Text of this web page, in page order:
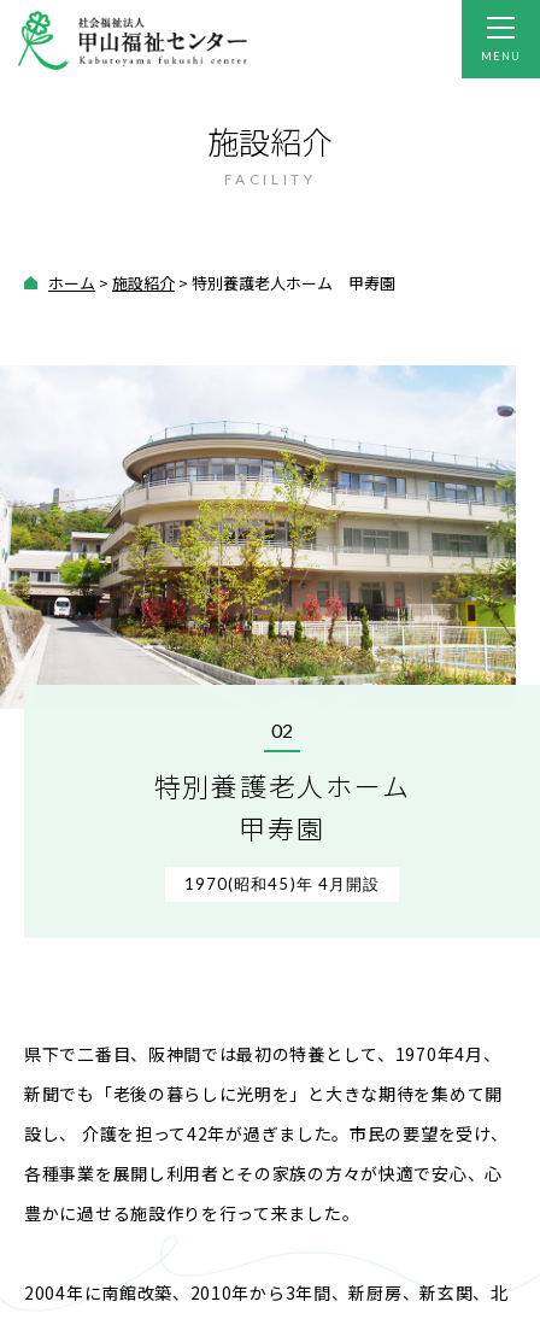
MENU
施設紹介
FACILITY
ホーム > 施設紹介 > 特別養護老人ホーム 甲寿園
02
特別養護老人ホーム
甲寿園
1970(昭和45)年 4月開設
県下で二番目、阪神間では最初の特養として、 1970年4月、
新聞でも「老後の暮らしに光明を」と大きな期待を集めて開
設し、
介護を担って42年が過ぎました。市民の要望を受け、
各種事業を展開し利用者とその家族の方々が快適で安心、心
豊かに過せる施設作りを行って来ました。
2004年に南館改築、2010年から3年間、新厨房、新玄関、北